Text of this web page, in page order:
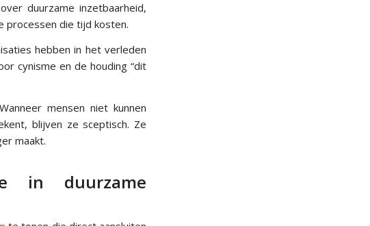
duurzame inzetbaarheid,
processen die tijd kosten.
hebben in het verleden
cynisme en de houding “dit
mensen niet kunnen
blijven ze sceptisch. Ze
maakt.
in duurzame